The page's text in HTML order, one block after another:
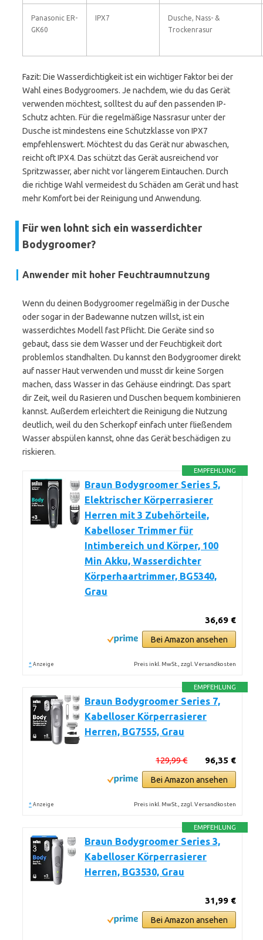
Panasonic ER-
GK60
IPX7
Dusche, Nass- &
Trockenrasur
Fazit: Die Wasserdichtigkeit ist ein wichtiger Faktor bei der
Wahl eines Bodygroomers. Je nachdem, wie du das Gerät
verwenden möchtest, solltest du auf den passenden IP-
Schutz achten. Für die regelmäßige Nassrasur unter der
Dusche ist mindestens eine Schutzklasse von IPX7
empfehlenswert. Möchtest du das Gerät nur abwaschen,
reicht oft IPX4. Das schützt das Gerät ausreichend vor
Spritzwasser, aber nicht vor längerem Eintauchen. Durch
die richtige Wahl vermeidest du Schäden am Gerät und hast
mehr Komfort bei der Reinigung und Anwendung.
Für wen lohnt sich ein wasserdichter
Bodygroomer?
Anwender mit hoher Feuchtraumnutzung
Wenn du deinen Bodygroomer regelmäßig in der Dusche
oder sogar in der Badewanne nutzen willst, ist ein
wasserdichtes Modell fast Pflicht. Die Geräte sind so
gebaut, dass sie dem Wasser und der Feuchtigkeit dort
problemlos standhalten. Du kannst den Bodygroomer direkt
auf nasser Haut verwenden und musst dir keine Sorgen
machen, dass Wasser in das Gehäuse eindringt. Das spart
dir Zeit, weil du Rasieren und Duschen bequem kombinieren
kannst. Außerdem erleichtert die Reinigung die Nutzung
deutlich, weil du den Scherkopf einfach unter fließendem
Wasser abspülen kannst, ohne das Gerät beschädigen zu
riskieren.
EMPFEHLUNG
Braun Bodygroomer Series 5,
Elektrischer Körperrasierer
Herren mit 3 Zubehörteile,
Kabelloser Trimmer für
Intimbereich und Körper, 100
Min Akku, Wasserdichter
Körperhaartrimmer, BG5340,
Grau
36,69 €
Bei Amazon ansehen
* Anzeige Preis inkl. MwSt., zzgl. Versandkosten
EMPFEHLUNG
Braun Bodygroomer Series 7,
Kabelloser Körperrasierer
Herren, BG7555, Grau
96,35 €
129,99 €
Bei Amazon ansehen
* Anzeige Preis inkl. MwSt., zzgl. Versandkosten
EMPFEHLUNG
Braun Bodygroomer Series 3,
Kabelloser Körperrasierer
Herren, BG3530, Grau
31,99 €
Bei Amazon ansehen